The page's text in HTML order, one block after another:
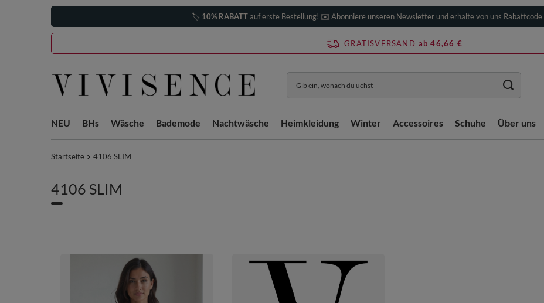
🏷️ 10% RABATTauf erste Bestellung! ✉️ Abonniere unseren Newsletter und erhalte von uns Rabattcode |
GRATISVERSAND ab 46,66 €
NEU BHs Wäsche Bademode Nachtwäsche Heimkleidung Winter Accessoires Schuhe Über uns
Startseite 4106 SLIM
4106 SLIM